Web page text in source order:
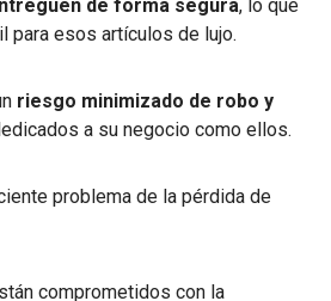
de forma segura, lo que
para esos artículos de lujo.
riesgo minimizado de robo y
a su negocio como ellos.
problema de la pérdida de
comprometidos con la